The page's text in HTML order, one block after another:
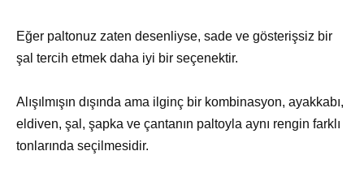
Eğer paltonuz zaten desenliyse, sade ve gösterişsiz bir
şal tercih etmek daha iyi bir seçenektir.
Alışılmışın dışında ama ilginç bir kombinasyon, ayakkabı,
eldiven, şal, şapka ve çantanın paltoyla aynı rengin farklı
tonlarında seçilmesidir.